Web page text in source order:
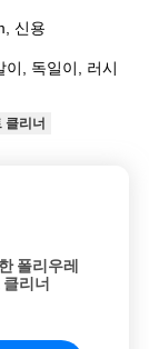
신용
이, 독일이, 러시
클리너
폴리우레
리너